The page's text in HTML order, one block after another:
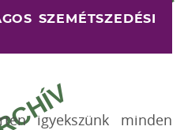
SZEMÉTSZEDÉSI
igyekszünk minden